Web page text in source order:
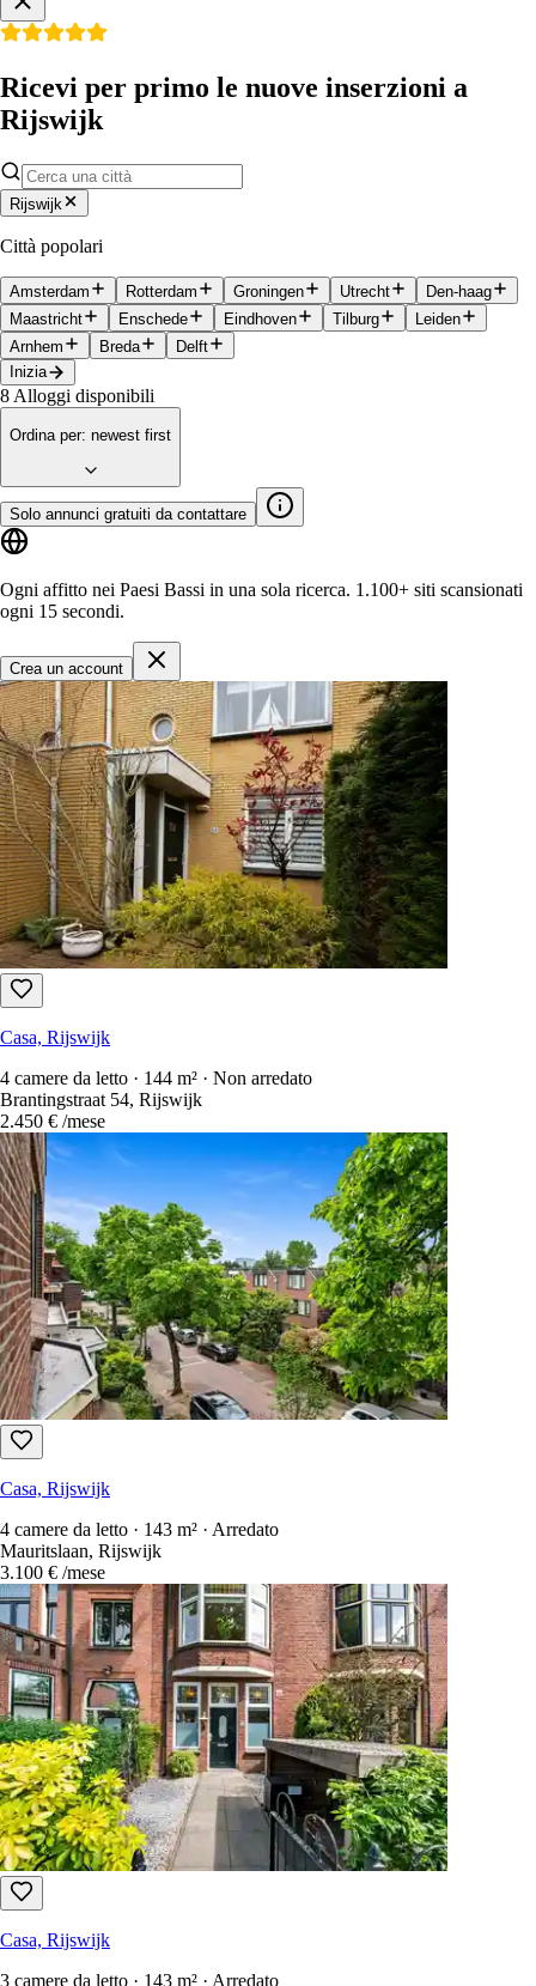
Ricevi per primo le nuove inserzioni a
Rijswijk
Rijswijk
Città popolari
Amsterdam Rotterdam Groningen Utrecht
Den-haag
Maastricht
Enschede Eindhoven Tilburg
Leiden
Arnhem
Breda
Delft
Inizia
8 Alloggi disponibili
Ordina per: newest first
Solo annunci gratuiti da contattare
Ogni affitto nei Paesi Bassi in una sola ricerca. 1.100+ siti scansionati
ogni 15 secondi.
Crea un account
Casa, Rijswijk
4 camere da letto · 144 m² · Non arredato
Brantingstraat 54, Rijswijk
2.450 € /mese
Casa, Rijswijk
4 camere da letto · 143 m² · Arredato
Mauritslaan, Rijswijk
3.100 € /mese
Casa, Rijswijk
3 camere da letto · 143 m² · Arredato